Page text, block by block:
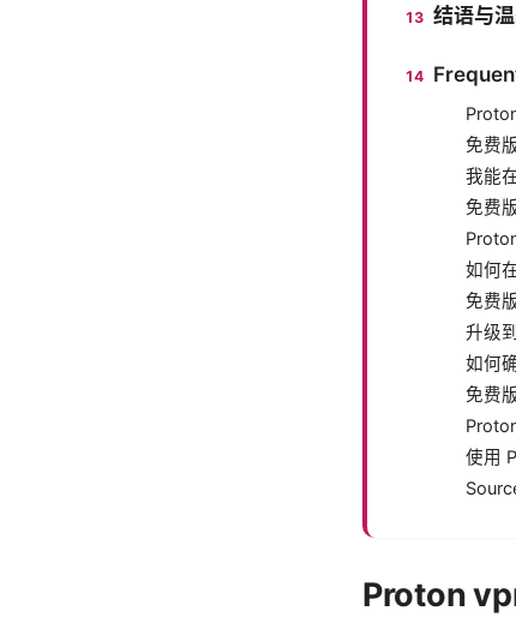
结语与
免费
我能
免费
如何
免费
升级
如何
免费
使用
Proton